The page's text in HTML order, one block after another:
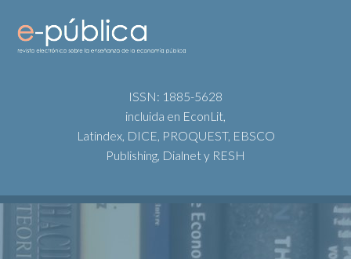
ISSN: 1885-5628
incluida en EconLit,
Latindex, DICE, PROQUEST, EBSCO
Publishing, Dialnet y RESH